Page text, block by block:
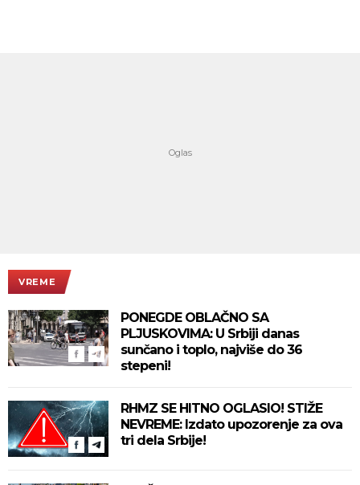
VREME
PONEGDE OBLAČNO SA
PLJUSKOVIMA: U Srbiji danas
sunčano i toplo, najviše do 36
stepeni!
RHMZ SE HITNO OGLASIO! STIŽE
NEVREME: Izdato upozorenje za ova
tri dela Srbije!